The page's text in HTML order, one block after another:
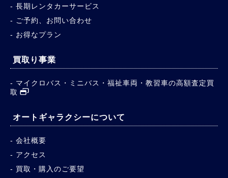
長期レンタカーサービス
ご予約、お問い合わせ
お得なプラン
買取り事業
マイクロバス・ミニバス・福祉車両・教習車の高額査定買
取
オートギャラクシーについて
会社概要
アクセス
買取・購入のご要望